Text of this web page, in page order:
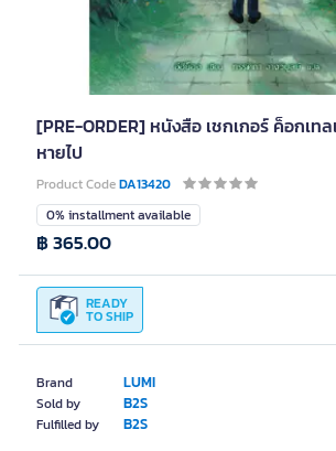
[PRE-ORDER] หนังสือ เชกเกอร์ ค็อกเ
หายไป
Product CodeDA13420
Brand LUMI
Sold by B2S
Fulfilled by B2S
0% installment available
READY
TO SHIP
฿ 365.00